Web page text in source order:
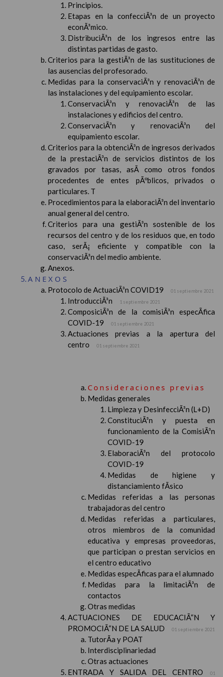
Principios.
Etapas en la confecciÃ³n de un proyecto
econÃ³mico.
DistribuciÃ³n de los ingresos entre las
distintas partidas de gasto.
Criterios para la gestiÃ³n de las sustituciones de
las ausencias del profesorado.
Medidas para la conservaciÃ³n y renovaciÃ³n de
las instalaciones y del equipamiento escolar.
ConservaciÃ³n y renovaciÃ³n de las
instalaciones y edificios del centro.
ConservaciÃ³n y renovaciÃ³n del
equipamiento escolar.
Criterios para la obtenciÃ³n de ingresos derivados
de la prestaciÃ³n de servicios distintos de los
gravados por tasas, asÃ­ como otros fondos
procedentes de entes pÃºblicos, privados o
particulares. T
Procedimientos para la elaboraciÃ³n del inventario
anual general del centro.
Criterios para una gestiÃ³n sostenible de los
recursos del centro y de los residuos que, en todo
caso, serÃ¡ eficiente y compatible con la
conservaciÃ³n del medio ambiente.
Anexos.
ANEXOS
Protocolo de ActuaciÃ³n COVID19 01 septiembre 2021
IntroducciÃ³n 1 septiembre 2021
ComposiciÃ³n de la comisiÃ³n especÃ­fica
COVID-19
01 septiembre 2021
Actuaciones previas a la apertura del
centro
01 septiembre 2021
Consideraciones previas
Medidas generales
Limpieza y DesinfecciÃ³n (L+D)
ConstituciÃ³n y puesta en
funcionamiento de la ComisiÃ³n
COVID-19
ElaboraciÃ³n del protocolo
COVID-19
Medidas de higiene y
distanciamiento fÃ­sico
Medidas referidas a las personas
trabajadoras del centro
Medidas referidas a particulares,
otros miembros de la comunidad
educativa y empresas proveedoras,
que participan o prestan servicios en
el centro educativo
Medidas especÃ­ficas para el alumnado
Medidas para la limitaciÃ³n de
contactos
Otras medidas
ACTUACIONES DE EDUCACIÃ“N Y
PROMOCIÃ“N DE LA SALUD
01 septiembre 2021
TutorÃ­a y POAT
Interdisciplinariedad
Otras actuaciones
ENTRADA Y SALIDA DEL CENTRO
01